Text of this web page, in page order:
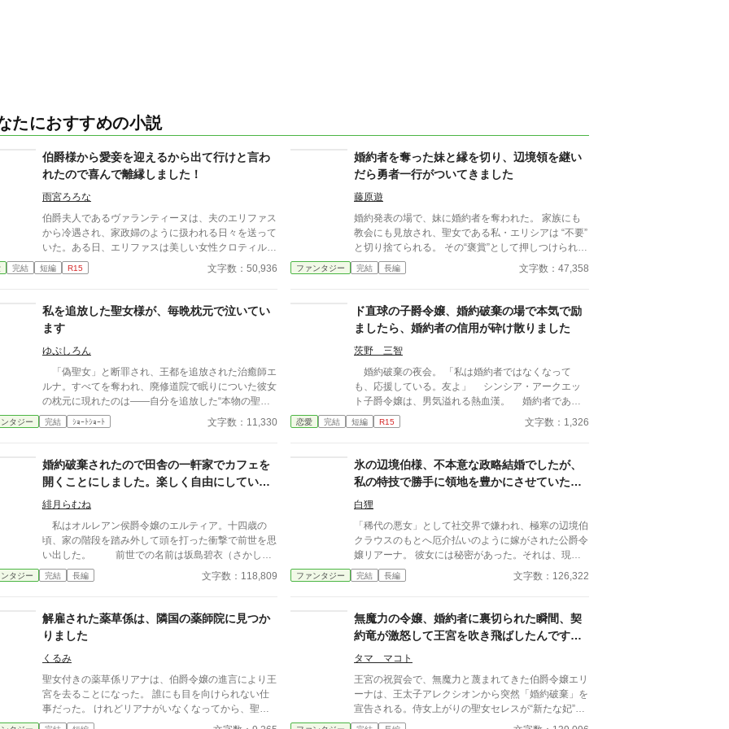
たにおすすめの小説
伯爵様から愛妾を迎えるから出て行けと言わ
れたので喜んで離縁しました！
雨宮ろろな
伯爵夫人であるヴァランティーヌは、夫のエリファス
から冷遇され、家政婦のように扱われる日々を送って
いた。ある日、エリファスは美しい女性クロティルド
を本邸に連れ帰り、「彼女を愛妾にする。お前との婚
姻は終わりだ」と冷酷に離縁を言い渡す。ヴァランテ
れて館を去った。 自由の身となった彼女を待ってい
たのは、以前から彼女の類まれなる意匠の才能と清ら
かな心を慕っていた、隣国の若き公爵カジミールだっ
た。カジミールの領地で温かく迎えられ、本来の輝き
を取り戻していくヴァランティーヌ。 一方、彼女を
失った伯爵邸は、ヴァランティーヌの細やかな差配が
なくなったことで急速に機能不全に陥り、没落の一途
をたどる。激しい後悔に苛まれたエリファスは彼女を
連れ戻そうとするが、そこには驚くべき真実と、完璧
完結 短編 R15 文字数：50,936
婚約者を奪った妹と縁を切り、辺境領を継い
だら勇者一行がついてきました
藤原遊
婚約発表の場で、妹に婚約者を奪われた。 家族にも
教会にも見放され、聖女である私・エリシアは “不要”
と切り捨てられる。 その“褒賞”として押しつけられた
のは―― 魔物と瘴気に覆われた、滅びかけの辺境領
だった。 けれど私は、絶望しなかった。 むしろ、生
外の出来事が起きる。 ――かつて共に魔王を倒し
た“勇者一行”が、次々と押しかけてきた。 「君をひと
りで行かせるわけがない」 そう言って微笑む勇者レ
オン。 村を守るため剣を抜く騎士。 魔導具を抱えて
駆けつける天才魔法使い。 物陰から見守る斥候は、
相変わらず不器用で優しい。 彼らと力を合わせ、私
は土地を浄化し、村を癒し、辺境の地に息を吹き返
す。 気づけば、魔物巣窟は制圧され、泉は澄み渡
り、鉱山もダンジョンも豊かに開き―― いつの間に
所。 そして、隣には――かつての仲間たちがいる。
捨てられた聖女が、仲間と共に辺境を立て直す。 こ
ファンタジー 完結 長編 文字数：47,358
私を追放した聖女様が、毎晩枕元で泣いてい
ます
ゆぷしろん
「偽聖女」と断罪され、王都を追放された治癒師エ
ルナ。すべてを奪われ、廃修道院で眠りについた彼女
の枕元に現れたのは――自分を追放した“本物の聖
女”セレスティアの幽霊だった。 「お願い、わたくし
の身体を取り戻して！」 聖印を授かった瞬間、セ
かも完全に魂を喰われるまで、残された時間はわずか
三日。性悪令嬢の涙など知るものかと思っていたエル
ナだが、無口な騎士団長ロルフと調べるうち、歴代聖
女を食い物にしてきた神殿の闇と、自分の追放に隠さ
れた恐ろしい真相へ辿り着く。 許せない。けれ
ど、見捨てない。 追放治癒師と泣き虫な元敵、そ
して訳あり騎士団長。最悪の出会いから始まる三人
が、偽りの奇跡を暴き、奪われた身体と居場所を取り
戻す！
タジー 完結 ｼｮｰﾄｼｮｰﾄ 文字数：11,330
ド直球の子爵令嬢、婚約破棄の場で本気で励
ましたら、婚約者の信用が砕け散りました
茨野 三智
婚約破棄の夜会。 「私は婚約者ではなくなって
も、応援している。友よ」 シンシア・アークエッ
ト子爵令嬢は、男気溢れる熱血漢。 婚約者である
侯爵令息バグストンを本気で励ましていました。
「過ちは誰にでもある！ 一緒に国庫へ行こう！」
善意100％。 しかし、そのド直球すぎる本音は、婚約
者が隠していた脱税や不貞疑惑まで次々と暴き、夜会
は大混乱！ 「婚約は破棄だ！」 結局、婚約は予定ど
おり破棄されてしまう。 けれど、王都で本当に失っ
たのはシンシアではなく、婚約者の信用でした。 こ
れは、空気を読まず、嘘もつけず、悪人まで全力で励
ましてしまう天然熱血令嬢が、持ち前の正義感で悪事
を次々と暴いてしまう、勘違いコメディです。
恋愛 完結 短編 R15 文字数：1,326
婚約破棄されたので田舎の一軒家でカフェを
開くことにしました。楽しく自由にしていた
ら居心地が良いとS級冒険者達が毎日通い詰め
緋月らむね
私はオルレアン侯爵令嬢のエルティア。十四歳の
頃、家の階段を踏み外して頭を打った衝撃で前世を思
い出した。 前世での名前は坂島碧衣（さかしま
あおい）。祖父母の引退後、祖父母の経営していた大
好きなカフェを継ぐつもりでいたのに就職先がブラッ
て、自分が息抜きでやっていた乙女ゲーム「星屑のカ
ンパニー」の悪役令嬢、オルレアン侯爵令嬢エルティ
アに転生してることに気がついた。 エルティアは
１８歳の舞踏会で婚約者から悪役令嬢として断罪さ
れ、婚約破棄を言い渡される。その後、父親から家を
追い出され、よからぬ輩に襲われて殺される。 前
世だってやりたかったことができずに死んでしまった
のに、転生してもそんな悲惨な人生を送るなんて、た
タジー 完結 長編 文字数：118,809
氷の辺境伯様、不本意な政略結婚でしたが、
私の特技で勝手に領地を豊かにさせていただ
きます！～おまけに義理の息子も懐いてきま
白狸
「稀代の悪女」として社交界で嫌われ、極寒の辺境伯
クラウスのもとへ厄介払いのように嫁がされた公爵令
嬢リアーナ。 彼女には秘密があった。それは、現代
日本で「凄腕の立体造形デザイナー」 だった前世の
記憶と、一度この嫁ぎ先で冷遇され、孤独の中で死を
の淵で回帰を果たしたリアーナは決意する。「今世で
は、誰にも文句は言わせない。私の居場所は、私の手
で作る！」と。 冷え切った夫、怯える義理の息子、
冷ややかな家臣たち。 四面楚歌の邸内で、彼女はお
妃教育で培った「完璧な領地経営の知識」と、前世の
特技である「緻密な設計とモノづくり（現代スキ
ル）」をフル活用。精巧な図面を引き、おもちゃを作
り、邸内の環境を劇的に改善していく。 その手腕と
ファンタジー 完結 長編 文字数：126,322
解雇された薬草係は、隣国の薬師院に見つか
りました
くるみ
聖女付きの薬草係リアナは、伯爵令嬢の進言により王
宮を去ることになった。 誰にも目を向けられない仕
事だった。 けれどリアナがいなくなってから、聖女
の体調と王宮結界に少しずつ異変が起こり始める。
無魔力の令嬢、婚約者に裏切られた瞬間、契
約竜が激怒して王宮を吹き飛ばしたんです
が……
タマ マコト
王宮の祝賀会で、無魔力と蔑まれてきた伯爵令嬢エリ
ーナは、王太子アレクシオンから突然「婚約破棄」を
宣告される。侍女上がりの聖女セレスが“新たな妃”と
して選ばれ、貴族たちの嘲笑がエリーナを包む。絶望